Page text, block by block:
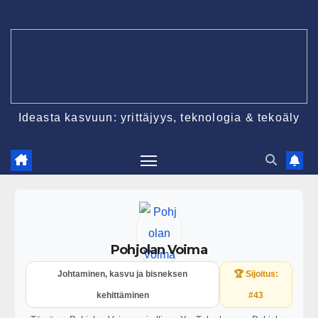
Ideasta kasvuun: yrittäjyys, teknologia & tekoäly
Pohjolan Voima
Johtaminen, kasvu ja bisneksen
kehittäminen
🏆 Sijoitus:
#43